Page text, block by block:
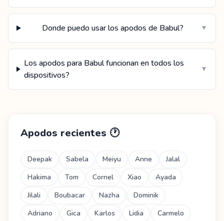
Donde puedo usar los apodos de Babul? ▼
Los apodos para Babul funcionan en todos los
dispositivos?
▼
Apodos recientes 🕐
Deepak Sabela Meiyu Anne
Jalal
Hakima
Tom Cornel Xiao
Ayada
Jilali
Boubacar Nazha
Dominik
Adriano
Gica Karlos Lidia
Carmelo